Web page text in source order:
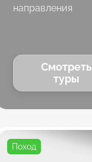
направления
Смотреть
туры
Поход